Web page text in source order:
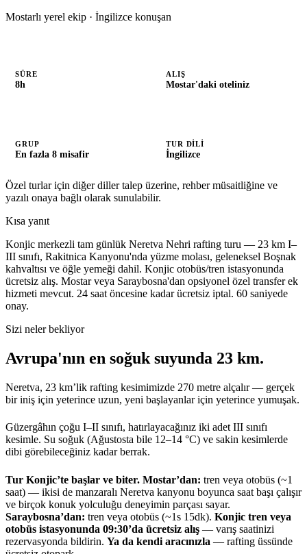
Mostarlı yerel ekip · İngilizce konuşan
SÜRE
8h
ALIŞ
Mostar'daki oteliniz
GRUP
En fazla 8 misafir
TUR DILI
İngilizce
Özel turlar için diğer diller talep üzerine, rehber müsaitliğine ve
yazılı onaya bağlı olarak sunulabilir.
Kısa yanıt
Konjic merkezli tam günlük Neretva Nehri rafting turu — 23 km I–
III sınıfı, Rakitnica Kanyonu'nda yüzme molası, geleneksel Boşnak
kahvaltısı ve öğle yemeği dahil. Konjic otobüs/tren istasyonunda
ücretsiz alış. Mostar veya Saraybosna'dan opsiyonel özel transfer ek
hizmeti mevcut. 24 saat öncesine kadar ücretsiz iptal. 60 saniyede
onay.
Sizi neler bekliyor
Avrupa'nın en soğuk suyunda 23 km.
Neretva, 23 km’lik rafting kesimimizde 270 metre alçalır — gerçek
bir iniş için yeterince uzun, yeni başlayanlar için yeterince yumuşak.
Güzergâhın çoğu I–II sınıfı, hatırlayacağınız iki adet III sınıfı
kesimle. Su soğuk (Ağustosta bile 12–14 °C) ve sakin kesimlerde
dibi görebileceğiniz kadar berrak.
Tur Konjic’te başlar ve biter. Mostar’dan: tren veya otobüs (~1
saat) — ikisi de manzaralı Neretva kanyonu boyunca saat başı çalışır
ve birçok konuk yolculuğu deneyimin parçası sayar.
Saraybosna’dan: tren veya otobüs (~1s 15dk). Konjic tren veya
otobüs istasyonunda 09:30’da ücretsiz alış — varış saatinizi
rezervasyonda bildirin. Ya da kendi aracınızla — rafting üssünde